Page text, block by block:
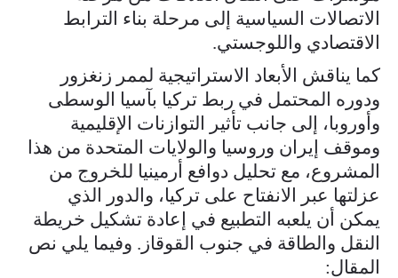
الاتصالات السياسية إلى مرحلة بناء الترابط
الاقتصادي واللوجستي.
كما يناقش الأبعاد الاستراتيجية لممر زنغزور
ودوره المحتمل في ربط تركيا بآسيا الوسطى
وأوروبا، إلى جانب تأثير التوازنات الإقليمية
وموقف إيران وروسيا والولايات المتحدة من هذا
المشروع، مع تحليل دوافع أرمينيا للخروج من
عزلتها عبر الانفتاح على تركيا، والدور الذي
يمكن أن يلعبه التطبيع في إعادة تشكيل خريطة
النقل والطاقة في جنوب القوقاز. وفيما يلي نص
المقال: